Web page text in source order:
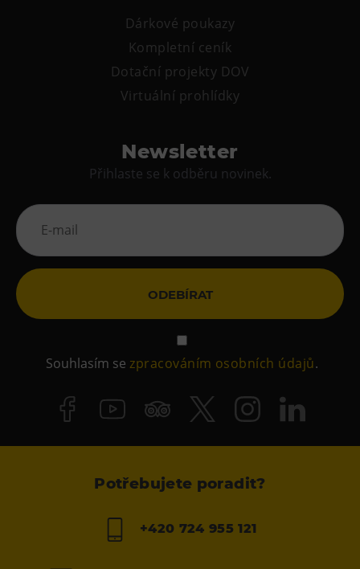
Dárkové poukazy
Kompletní ceník
Dotační projekty DOV
Virtuální prohlídky
Newsletter
Přihlaste se k odběru novinek.
ODEBÍRAT
Souhlasím sezpracováním osobních údajů.
Potřebujete poradit?
+420 724 955 121